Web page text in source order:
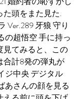
た頭をまた見た.
Ver.289 牙狼 守り
の超悟空 手に持っ
見てみると、この
合計8発の弾丸が
ジ中央 デジタル
あさんの顔を見る